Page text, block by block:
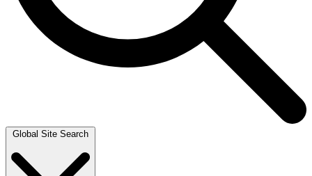
Global Site Search